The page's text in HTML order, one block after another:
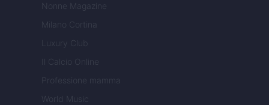
Nonne Magazine
Milano Cortina
Luxury Club
Il Calcio Online
Professione mamma
World Music